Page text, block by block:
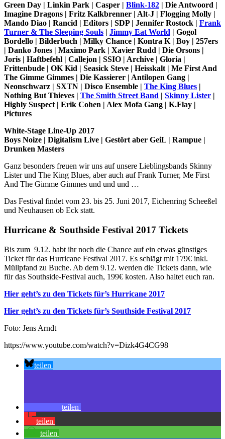
Green Day | Linkin Park | Casper | Blink-182 | Die Antwoord |
Imagine Dragons | Fritz Kalkbrenner | Alt-J | Flogging Molly |
Mando Diao | Rancid | Editors | SDP | Jennifer Rostock | Frank
Turner & The Sleeping Souls | Jimmy Eat World | Gogol
Bordello | Bilderbuch | Milky Chance | Kontra K | Boy | 257ers
| Danko Jones | Maximo Park | Xavier Rudd | Die Orsons |
Joris | Haftbefehl | Callejon | SSIO | Archive | Gloria |
Frittenbude | OK Kid | Seasick Steve | Heisskalt | Me First And
The Gimme Gimmes | Die Kassierer | Antilopen Gang |
Neonschwarz | SXTN | Disco Ensemble | The King Blues |
Nothing But Thieves | The Smith Street Band | Skinny Lister |
Highly Suspect | Erik Cohen | Alex Mofa Gang | K.Flay |
Pictures
White-Stage Line-Up 2017
Boys Noize | Digitalism Live | Gestört aber GeiL | Rampue |
Drunken Masters
Ganz besonders freuen wir uns auf unsere Lieblingsbands Skinny
Lister und The King Blues, aber auch auf Frank Turner, Me First
And The Gimme Gimmes und und und …
Das Festival findet vom 23. bis 25. Juni 2017, Eichenring Scheeßel
und Neuhausen ob Eck statt.
Hurricane & Southside Festival 2017 Tickets
Bis zum 9.12. habt ihr noch die Chance auf ein etwas günstiges
Ticket für das Hurricane Festival 2017. Es schlägt mit 179€ inkl.
Müllpfand zu Buche. Ab dem 9.12. werden die Tickets dann, wie
für das Southside-Festival auch, 199€ kosten. Also haltet euch ran.
Hier geht’s zu den Tickets für’s Hurricane 2017
Hier geht’s zu den Tickets für’s Southside Festival 2017
Foto: Jens Arndt
https://www.youtube.com/watch?v=Dizk4G4CG98
teilen
teilen
teilen
teilen